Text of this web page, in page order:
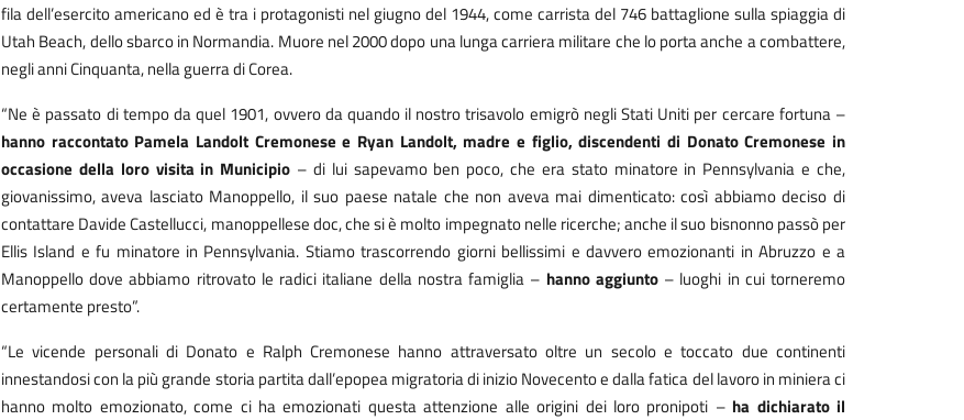
fila dell’esercito americano ed è tra i protagonisti nel giugno del 1944, come carrista del 746 battaglione sulla spiaggia di
Utah Beach, dello sbarco in Normandia. Muore nel 2000 dopo una lunga carriera militare che lo porta anche a combattere,
negli anni Cinquanta, nella guerra di Corea.
“Ne è passato di tempo da quel 1901, ovvero da quando il nostro trisavolo emigrò negli Stati Uniti per cercare fortuna –
hanno raccontato Pamela Landolt Cremonese e Ryan Landolt, madre e figlio, discendenti di Donato Cremonese in
occasione della loro visita in Municipio – di lui sapevamo ben poco, che era stato minatore in Pennsylvania e che,
giovanissimo, aveva lasciato Manoppello, il suo paese natale che non aveva mai dimenticato: così abbiamo deciso di
contattare Davide Castellucci, manoppellese doc, che si è molto impegnato nelle ricerche; anche il suo bisnonno passò per
Ellis Island e fu minatore in Pennsylvania. Stiamo trascorrendo giorni bellissimi e davvero emozionanti in Abruzzo e a
Manoppello dove abbiamo ritrovato le radici italiane della nostra famiglia – hanno aggiunto– luoghi in cui torneremo
certamente presto”.
“Le vicende personali di Donato e Ralph Cremonese hanno attraversato oltre un secolo e toccato due continenti
innestandosi con la più grande storia partita dall’epopea migratoria di inizio Novecento e dalla fatica del lavoro in miniera ci
hanno molto emozionato, come ci ha emozionati questa attenzione alle origini dei loro pronipoti – ha dichiarato il